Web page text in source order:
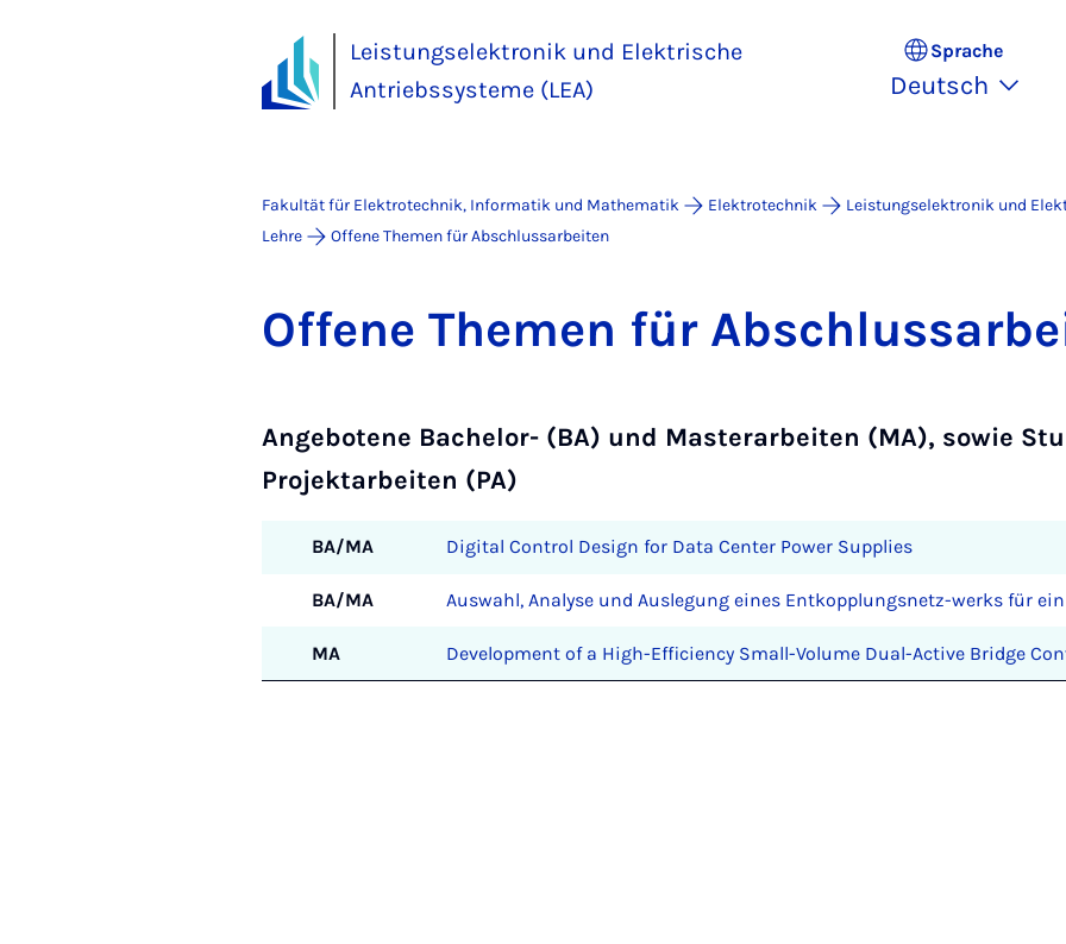
Leistungselektronik und Elektrische
Antriebssysteme (LEA)
Sprache
Deutsch
Fakultät für Elektrotechnik, Informatik und Mathematik Elektrotechnik
Leistungselektronik und
Lehre
Offene Themen für Abschlussarbeiten
Of­fe­ne The­men für
Angebotene Bachelor- (BA) und Masterarbeiten (MA), sowie
Projektarbeiten (PA)
BA/MA Digital Control Design for Data Center Power Supplies
BA/MA Auswahl, Analyse und Auslegung eines Entkopplungsnetz-werks für
MA Development of a High-Efficiency Small-Volume Dual-Active Bridge